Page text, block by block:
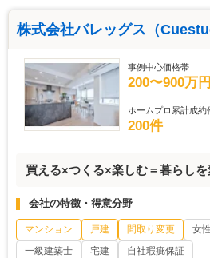
株式会社バレッグス（
事例中心価格帯
200〜900万円
ホームプロ累計成約
200件
買える×つくる×楽しむ＝暮らしを
会社の特徴・得意分野
マンション 戸建 間取り変更 女
一級建築士
宅建 自社瑕疵保証